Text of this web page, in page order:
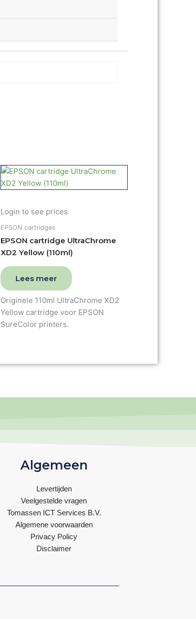
Login to see prices
EPSON cartridges
EPSON cartridge UltraChrome
XD2 Yellow (110ml)
Lees meer
Originele 110ml UltraChrome XD2
Yellow cartridge voor EPSON
SureColor printers.
Algemeen
Levertijden
Veelgestelde vragen
Tomassen ICT Services B.V.
Algemene voorwaarden
Privacy Policy
Disclaimer